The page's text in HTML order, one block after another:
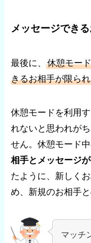
メッセージでき
最後に、休憩モー
きるお相手が限ら
休憩モードを利用
れないと思われが
せん。休憩モード中
相手とメッセージが
たように、新しく
め、新規のお相手
マッチ